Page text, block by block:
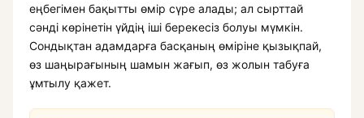
еңбегімен бақытты өмір сүре алады; ал сырттай
сәнді көрінетін үйдің іші берекесіз болуы мүмкін.
Сондықтан адамдарға басқаның өміріне қызықпай,
өз шаңырағының шамын жағып, өз жолын табуға
ұмтылу қажет.